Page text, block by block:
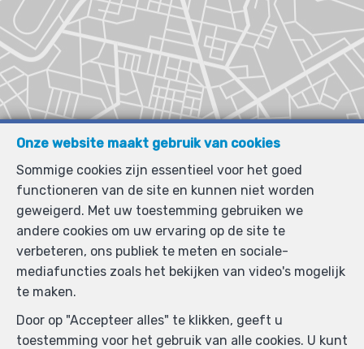
Onze website maakt gebruik van cookies
Sommige cookies zijn essentieel voor het goed
functioneren van de site en kunnen niet worden
geweigerd. Met uw toestemming gebruiken we
andere cookies om uw ervaring op de site te
verbeteren, ons publiek te meten en sociale-
mediafuncties zoals het bekijken van video's mogelijk
te maken.
Door op "Accepteer alles" te klikken, geeft u
toestemming voor het gebruik van alle cookies. U kunt